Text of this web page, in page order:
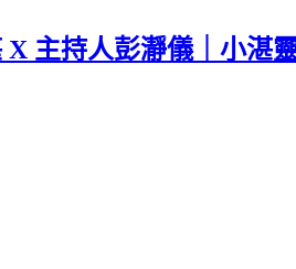
主持人彭瀞儀｜小湛